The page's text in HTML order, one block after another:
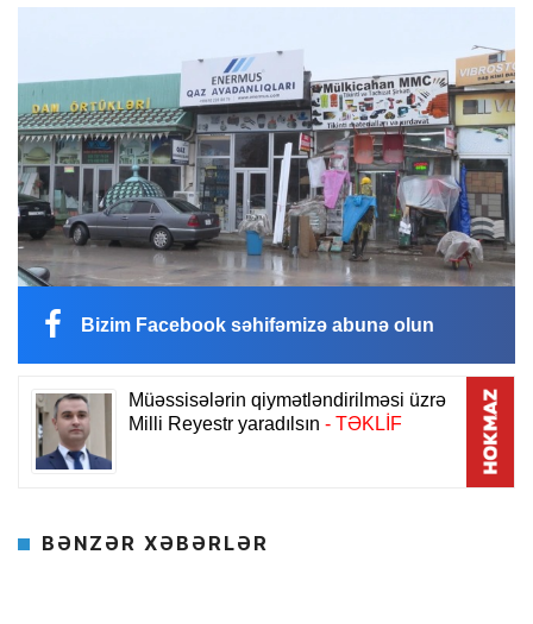
Bizim Facebook səhifəmizə abunə olun
BƏNZƏR XƏBƏRLƏR